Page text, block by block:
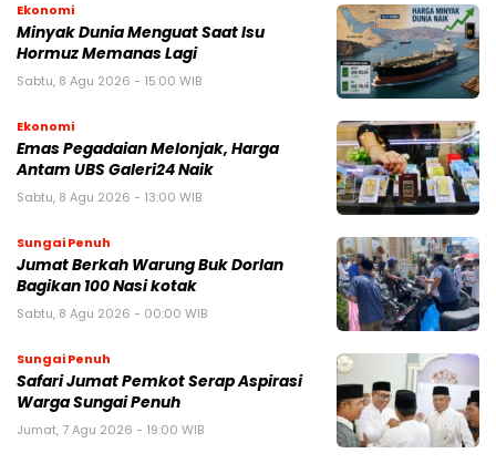
Ekonomi
Minyak Dunia Menguat Saat Isu
Hormuz Memanas Lagi
Sabtu, 8 Agu 2026 - 15:00 WIB
Ekonomi
Emas Pegadaian Melonjak, Harga
Antam UBS Galeri24 Naik
Sabtu, 8 Agu 2026 - 13:00 WIB
Sungai Penuh
Jumat Berkah Warung Buk Dorlan
Bagikan 100 Nasi kotak
Sabtu, 8 Agu 2026 - 00:00 WIB
Sungai Penuh
Safari Jumat Pemkot Serap Aspirasi
Warga Sungai Penuh
Jumat, 7 Agu 2026 - 19:00 WIB